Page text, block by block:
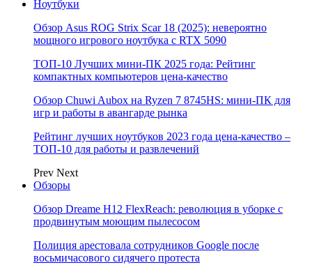
Ноутбуки
Обзор Asus ROG Strix Scar 18 (2025): невероятно
мощного игрового ноутбука с RTX 5090
ТОП-10 Лучших мини-ПК 2025 года: Рейтинг
компактных компьютеров цена-качество
Обзор Chuwi Aubox на Ryzen 7 8745HS: мини-ПК для
игр и работы в авангарде рынка
Рейтинг лучших ноутбуков 2023 года цена-качество –
ТОП-10 для работы и развлечений
Prev Next
Обзоры
Обзор Dreame H12 FlexReach: революция в уборке с
продвинутым моющим пылесосом
Полиция арестовала сотрудников Google после
восьмичасового сидячего протеста